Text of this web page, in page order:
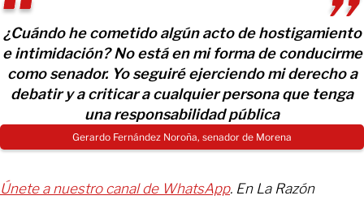
¿Cuándo he cometido algún acto de hostigamiento
e intimidación? No está en mi forma de conducirme
como senador. Yo seguiré ejerciendo mi derecho a
debatir y a criticar a cualquier persona que tenga
una responsabilidad pública
Gerardo Fernández Noroña, senador de Morena
Únete a nuestro canal de WhatsApp. En La Razón